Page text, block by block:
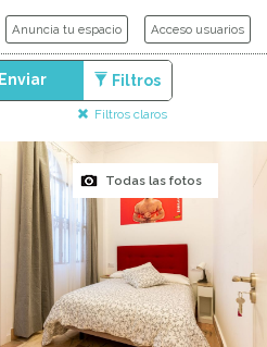
Anuncia tu espacio Acceso usuarios
Enviar Filtros
Filtros claros
Todas las fotos